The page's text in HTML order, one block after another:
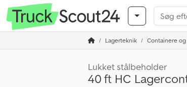
Lagerteknik Containere og
Lukket stålbeholder
40 ft HC